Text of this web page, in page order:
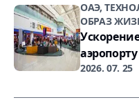
ОАЭ,
ОБРАЗ
2026. 07. 25